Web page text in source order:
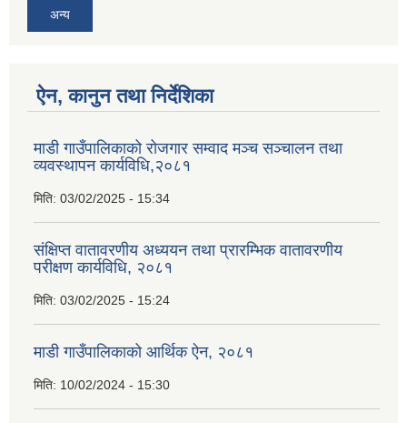
अन्य
ऐन, कानुन तथा निर्देशिका
माडी गाउँपालिकाको रोजगार सम्वाद मञ्च सञ्चालन तथा
व्यवस्थापन कार्यविधि,२०८१
मिति: 03/02/2025 - 15:34
संक्षिप्त वातावरणीय अध्ययन तथा प्रारम्भिक वातावरणीय
परीक्षण कार्यविधि, २०८१
मिति: 03/02/2025 - 15:24
माडी गाउँपालिकाको आर्थिक ऐन, २०८१
मिति: 10/02/2024 - 15:30